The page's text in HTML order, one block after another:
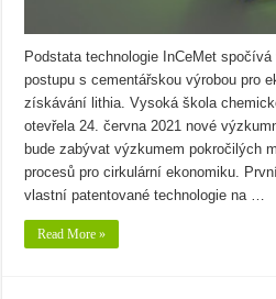
Podstata technologie InCeMet
postupu s cementářskou výrobou pro
získávání lithia. Vysoká škola
otevřela 24. června 2021 nové
bude zabývat výzkumem pokročilých
procesů pro cirkulární ekonomiku.
vlastní patentované technologie na …
Read More »